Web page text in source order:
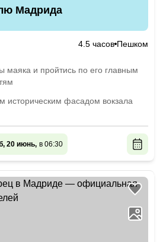
Мадрида
4.5 часов Пешком
маяка и пройтись по его главным
историческим фасадом вокзала
20 июнь, в 06:30